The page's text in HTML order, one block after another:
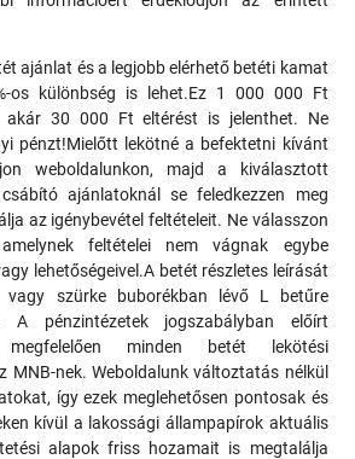
ajánlat és a legjobb elérhető betéti kamat
os különbség is lehet.Ez 1 000 000 Ft
akár 30 000 Ft eltérést is jelenthet. Ne
pénzt!Mielőtt lekötné a befektetni kívánt
weboldalunkon, majd a kiválasztott
ajánlatoknál se feledkezzen meg
az igénybevétel feltételeit. Ne válasszon
feltételei nem vágnak egybe
lehetőségeivel.A betét részletes leírását
vagy szürke buborékban lévő L betűre
pénzintézetek jogszabályban előírt
megfelelően minden betét lekötési
MNB-nek. Weboldalunk változtatás nélkül
így ezek meglehetősen pontosak és
kívül a lakossági állampapírok aktuális
alapok friss hozamait is megtalálja